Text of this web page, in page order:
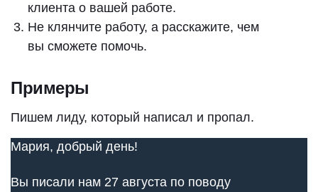
клиента о вашей работе.
Не клянчите работу, а расскажите, чем
вы сможете помочь.
Примеры
Пишем лиду, который написал и пропал.
Мария, добрый день!
Вы писали нам 27 августа по поводу